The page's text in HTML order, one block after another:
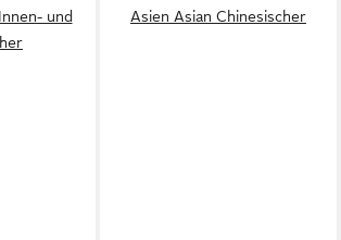
und
Asien Asian Chinesischer